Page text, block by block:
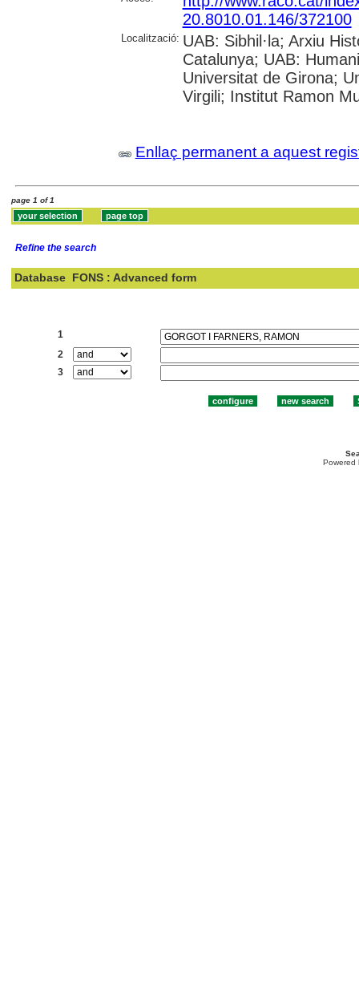
20.8010.01.146/372100
Localització: UAB: Sibhil·la; Arxiu
Catalunya; UAB:
Universitat de Girona;
Virgili; Institut Ramon
Enllaç permanent a aquest
page 1 of 1
Refine the search
Database FONS : Advanced form
1
2
3